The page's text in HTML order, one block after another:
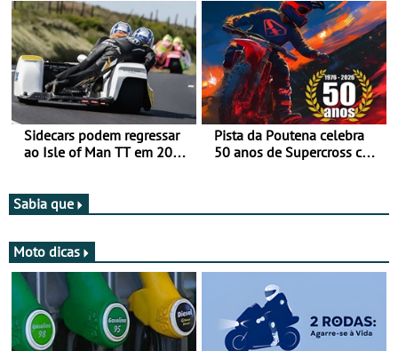
Categorias Adventure -
Vitória na Ultimate, Core e
Lite
Sidecars podem regressar
ao Isle of Man TT em 2027
Pista da Poutena celebra
50 anos de Supercross com
Sabia que
Moto dicas